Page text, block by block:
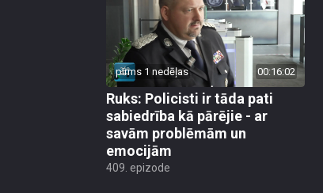
pirms 1 nedēļas 00:16:02
Ruks: Policisti ir tāda pati
sabiedrība kā pārējie - ar
savām problēmām un
emocijām
409. epizode